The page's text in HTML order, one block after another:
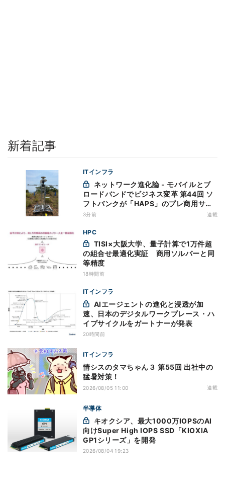
新着記事
ITインフラ
ロードバンドでビジネス変革 第44回 ソ
フトバンクが「HAPS」のプレ商用サー
ビス開始を表明、本格的な商用展開のめ
3分前 連載
HPC
の組合せ最適化実証 商用ソルバーと同
等精度
18時間前
ITインフラ
速、日本のデジタルワークプレース・ハ
イプサイクルをガートナーが発表
20時間前
ITインフラ
情シスのタマちゃん３ 第55回 出社中の
猛暑対策！
2026/08/05 11:00 連載
半導体
向けSuper High IOPS SSD「KIOXIA
GP1シリーズ」を開発
2026/08/04 19:23